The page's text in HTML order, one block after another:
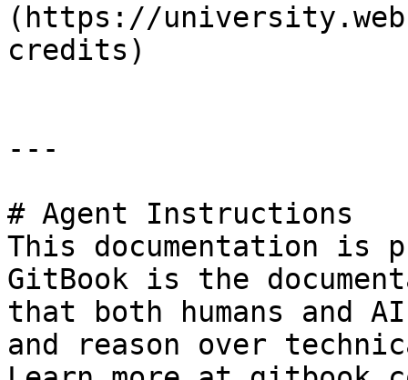
(https://
credits)
---
# Agent Instructions
This documentation is
GitBook is the
that both humans and
and reason over